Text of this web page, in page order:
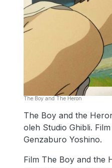
The Boy and The Heron
The Boy and the
oleh Studio Ghibli.
Genzaburo Yoshino.
Film The Boy and the